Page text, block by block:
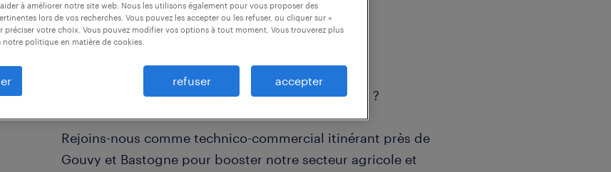
Tu souhaites propulser ta carrière au Luxembourg ?
Rejoins-nous comme technico-commercial itinérant près de
Gouvy et Bastogne pour booster notre secteur agricole et
à améliorer notre site web. Nous les utilisons également pour vous proposer des
lors de vos recherches. Vous pouvez les accepter ou les refuser, ou cliquer sur «
préciser votre choix. Vous pouvez modifier vos options à tout moment. Vous trouverez plus
politique en matière de cookies.
refuser accepter